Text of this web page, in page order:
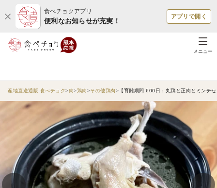
食べチョクアプリ
便利なお知らせが充実！
アプリで開く
メニュー
産地直送通販 食べチョク 肉 鶏肉 その他鶏肉 【育雛期間 600日：丸鶏と正肉とミンチ